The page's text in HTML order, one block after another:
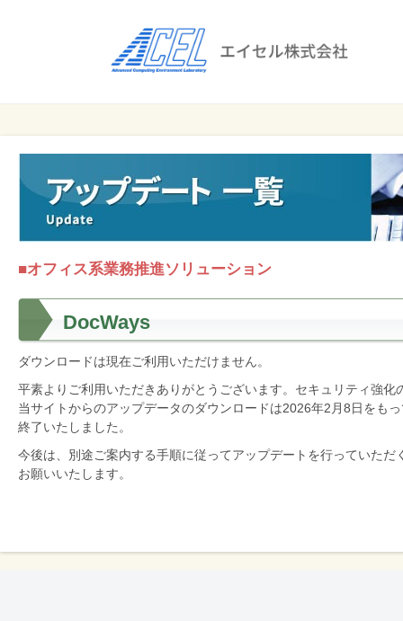
株式会社
の
化
コ
ス
削
減
を
援
■オフィス系業務推進ソリューション
DocWays
ダウンロードは現在ご利用いただけません。
平素よりご利用いただきありがとうございます。セキュリティ強化
当サイトからのアップデータのダウンロードは2026年2月8日をも
終了いたしました。
今後は、別途ご案内する手順に従ってアップデートを行っていただ
お願いいたします。
セ
株
式
会